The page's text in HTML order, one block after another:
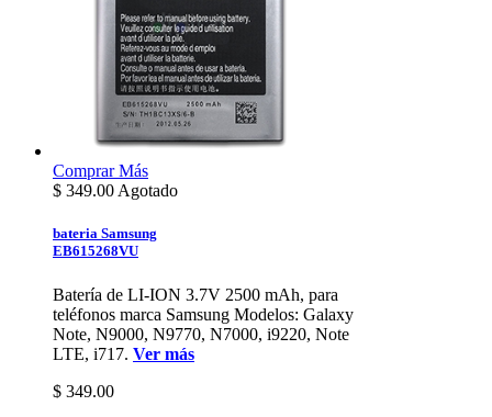
ComprarMás
$ 349.00 Agotado
bateria Samsung
EB615268VU
Batería de LI-ION 3.7V 2500 mAh, para
teléfonos marca Samsung Modelos: Galaxy
Note, N9000, N9770, N7000, i9220, Note
LTE, i717. Ver más
$ 349.00